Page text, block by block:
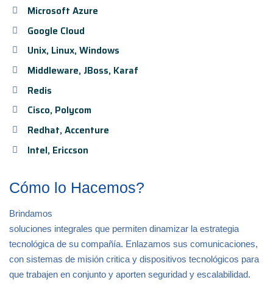
Microsoft Azure
Google Cloud
Unix, Linux, Windows
Middleware, JBoss, Karaf
Redis
Cisco, Polycom
Redhat, Accenture
Intel, Ericcson
Cómo lo Hacemos?
Brindamos
soluciones integrales que permiten dinamizar la estrategia
tecnológica de su compañía. Enlazamos sus comunicaciones,
con sistemas de misión critica y dispositivos tecnológicos para
que trabajen en conjunto y aporten seguridad y escalabilidad.